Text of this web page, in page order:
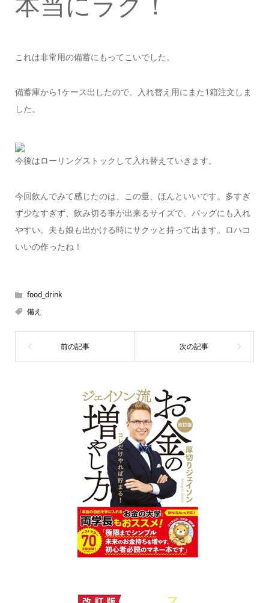
これは非常用の備蓄にもってこいでした。
備蓄庫から1ケース出したので、入れ替え用にまた1箱注文しま
した。
今後はローリングストックして入れ替えていきます。
今回飲んでみて感じたのは、この量、ほんといいです。多すぎ
ず少なすぎず、飲み切る事が出来るサイズで、バッグにも入れ
やすい。夫も娘も出かける時にサクッと持って出ます。ロハコ
いいの作ったね！
food_drink
備え